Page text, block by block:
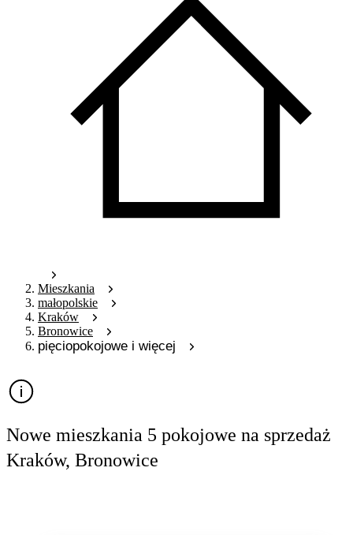
Mieszkania
małopolskie
Kraków
Bronowice
pięciopokojowe i więcej
Nowe mieszkania 5 pokojowe na sprzedaż
Kraków, Bronowice